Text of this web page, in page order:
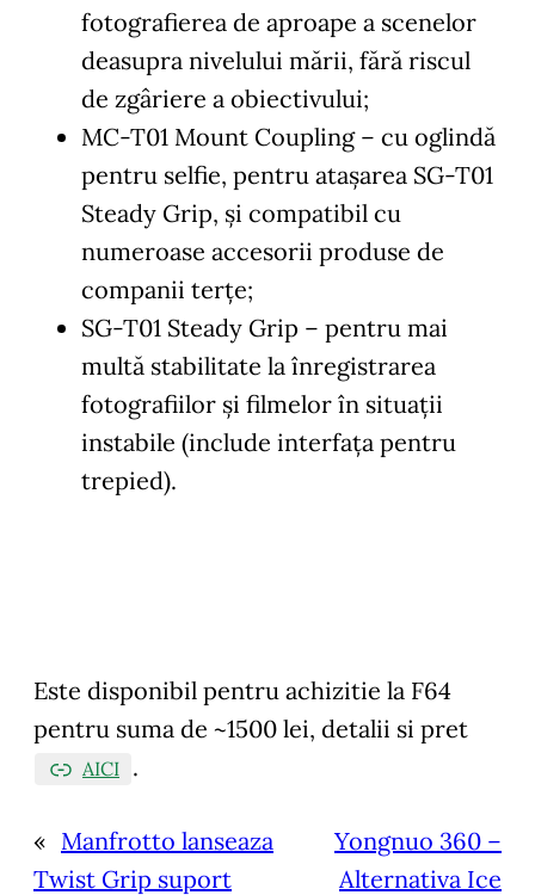
fotografierea de aproape a scenelor
deasupra nivelului mării, fără riscul
de zgâriere a obiectivului;
MC-T01 Mount Coupling – cu oglindă
pentru selfie, pentru ataşarea SG-T01
Steady Grip, şi compatibil cu
numeroase accesorii produse de
companii terţe;
SG-T01 Steady Grip – pentru mai
multă stabilitate la înregistrarea
fotografiilor şi filmelor în situaţii
instabile (include interfaţa pentru
trepied).
Este disponibil pentru achizitie la F64
pentru suma de ~1500 lei, detalii si pret
AICI .
« Manfrotto lanseaza
Twist Grip suport
Yongnuo 360 –
Alternativa Ice